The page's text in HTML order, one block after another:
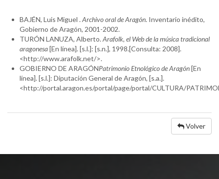
BAJÉN, Luis Miguel . Archivo oral de Aragón. Inventario inédito,
Gobierno de Aragón, 2001-2002.
TURÓN LANUZA, Alberto. Arafolk, el Web de la música tradicional
aragonesa[En línea]. [s.l.]: [s.n.], 1998.[Consulta: 2008].
<http://www.arafolk.net/>.
GOBIERNO DE ARAGÓNPatrimonio Etnológico de Aragón[En
línea]. [s.l.]: Diputación General de Aragón, [s.a.].
<http://portal.aragon.es/portal/page/portal/CULTURA/
Volver